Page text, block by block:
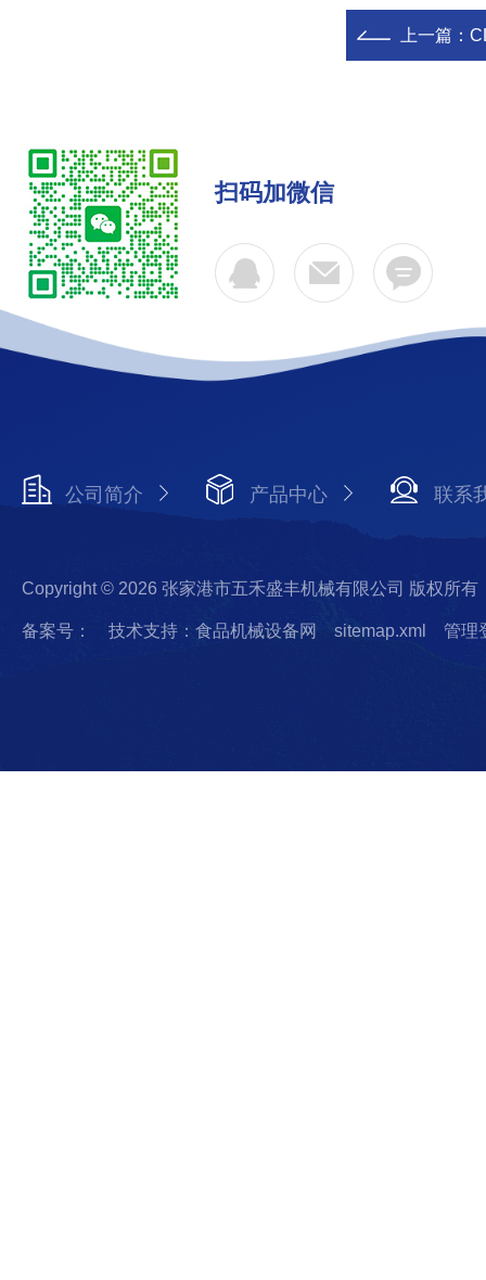
上一篇：
扫码加微信
公司简介 产品中心 联系
Copyright © 2026 张家港市五禾盛丰机械有限公司 版权所有
备案号： 技术支持：食品机械设备网 sitemap.xml 管理